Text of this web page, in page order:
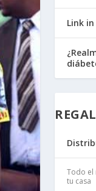
Link
Todo el
tu casa